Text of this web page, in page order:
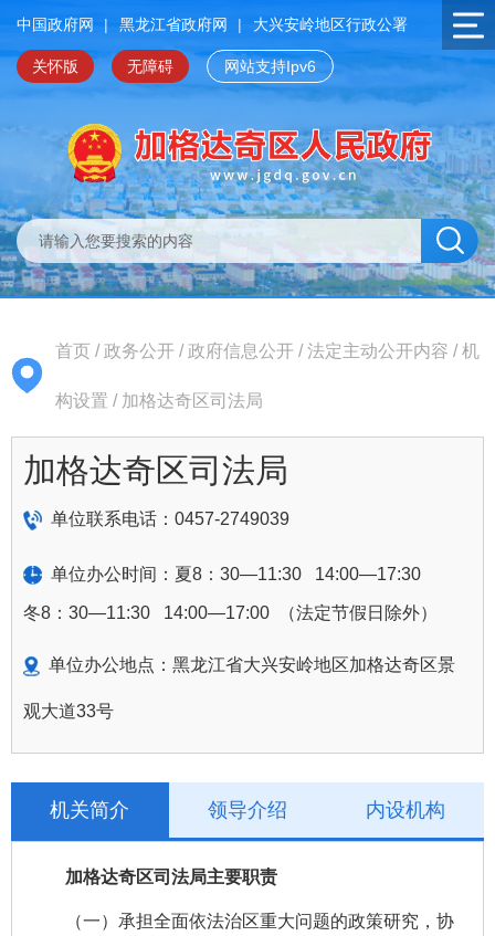
中国政府网 | 黑龙江省政府网 | 大兴安岭地区行政公署
关怀版 无障碍 网站支持Ipv6
首页 /政务公开 /政府信息公开 /法定主动公开内容 /机
构设置 / 加格达奇区司法局
加格达奇区司法局
单位联系电话： 0457-2749039
单位办公时间：夏8：30—11:30 14:00—17:30
冬8：30—11:30 14:00—17:00 （法定节假日除外）
单位办公地点：黑龙江省大兴安岭地区加格达奇区景
观大道33号
机关简介 领导介绍 内设机构
加格达奇区司法局主要职责
（一）承担全面依法治区重大问题的政策研究，协